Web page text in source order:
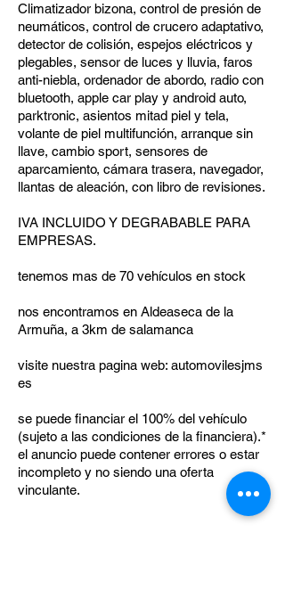
Climatizador bizona, control de presión de
neumáticos, control de crucero adaptativo,
detector de colisión, espejos eléctricos y
plegables, sensor de luces y lluvia, faros
anti-niebla, ordenador de abordo, radio con
bluetooth, apple car play y android auto,
parktronic, asientos mitad piel y tela,
volante de piel multifunción, arranque sin
llave, cambio sport, sensores de
aparcamiento, cámara trasera, navegador,
llantas de aleación, con libro de revisiones.
IVA INCLUIDO Y DEGRABABLE PARA
EMPRESAS.
tenemos mas de 70 vehículos en stock
nos encontramos en Aldeaseca de la
Armuña, a 3km de salamanca
visite nuestra pagina web: automovilesjms
es
se puede financiar el 100% del vehículo
(sujeto a las condiciones de la financiera).*
el anuncio puede contener errores o estar
incompleto y no siendo una oferta
vinculante.